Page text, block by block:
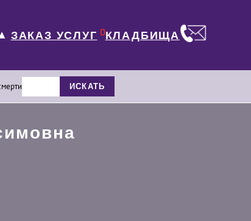
ЗАКАЗ УСЛУГ 0КЛАДБИЩА
ИСКАТЬ